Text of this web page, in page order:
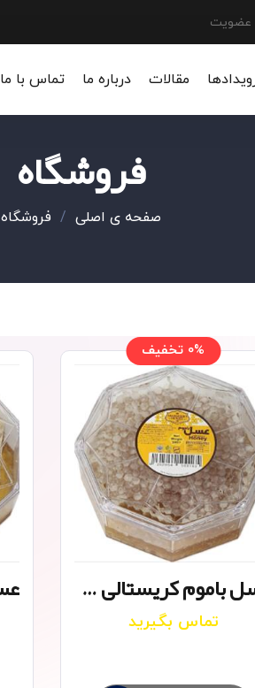
عضويت
مقالات درباره ما تماس با ما
فروشگاه
صفحه ی اصلی / فروشگاه
0% تخفیف
عسل باموم کریستالی ۳۰۰ گرم
تماس بگیرید